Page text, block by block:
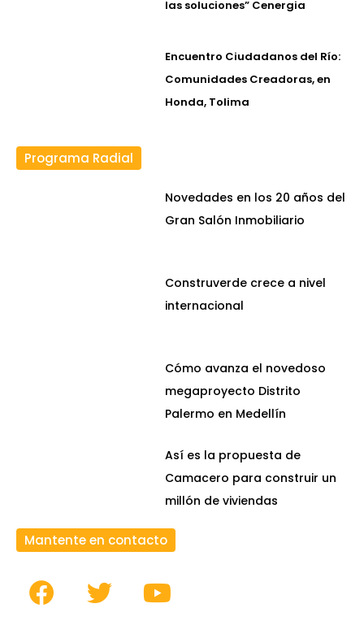
las soluciones” Cenergia
Encuentro Ciudadanos del Río:
Comunidades Creadoras, en
Honda, Tolima
Programa Radial
Novedades en los 20 años del
Gran Salón Inmobiliario
Construverde crece a nivel
internacional
Cómo avanza el novedoso
megaproyecto Distrito
Palermo en Medellín
Así es la propuesta de
Camacero para construir un
millón de viviendas
Mantente en contacto